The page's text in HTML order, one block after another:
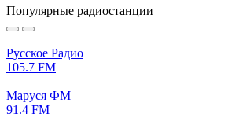
Популярные радиостанции
Русское Радио
105.7 FM
Маруся ФМ
91.4 FM